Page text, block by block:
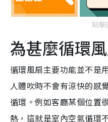
點
為甚麼循環
循環風扇主要功能並不是
人體吹時不會有涼快的感
循環。例如客廳某個位置
熱，這就是室內空氣循環